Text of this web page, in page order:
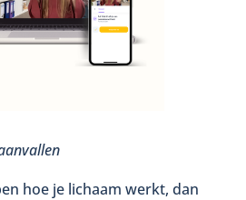
hoe je lichaam werkt, dan